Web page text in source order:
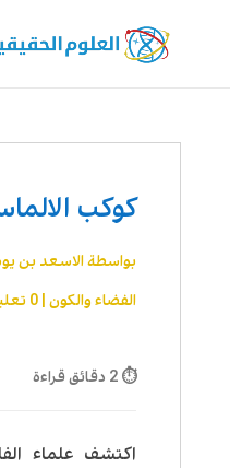
كوكب
بواسطةالاسعد بن
الفضاء والكون| 0 تعليقات
⏱ 2 دقائق قراءة
اكتشف علماء